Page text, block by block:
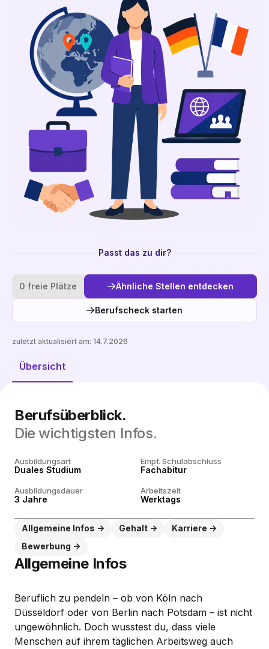
Passt das zu dir?
0 freie Plätze Ähnliche Stellen entdecken
Berufscheck starten
Übersicht
zuletzt aktualisiert am: 14.7.2026
Berufsüberblick.
Die wichtigsten Infos.
Ausbildungsart
Duales Studium
Empf. Schulabschluss
Fachabitur
Ausbildungsdauer
3 Jahre
Arbeitszeit
Werktags
Allgemeine Infos Gehalt
Karriere
Bewerbung
Allgemeine Infos
Beruflich zu pendeln – ob von Köln nach
Düsseldorf oder von Berlin nach Potsdam – ist nicht
ungewöhnlich. Doch wusstest du, dass viele
Menschen auf ihrem täglichen Arbeitsweg auch